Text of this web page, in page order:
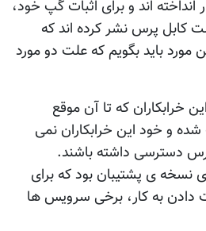
انداخته اند و برای اثبات گپ خود،
کابل پرس نشر کرده اند که
باید بگویم که علت دو مورد
خرابکاران که تا آن موقع
و خود این خرابکاران نمی
دسترسی داشته باشند.
نسخه ی پشتیبان بود که برای
به کار، برخی سرویس ها